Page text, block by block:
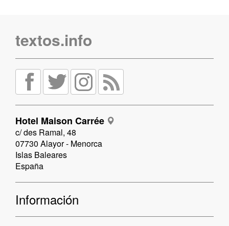
textos.info
Hotel Maison Carrée
c/ des Ramal, 48
07730 Alayor - Menorca
Islas Baleares
España
Información